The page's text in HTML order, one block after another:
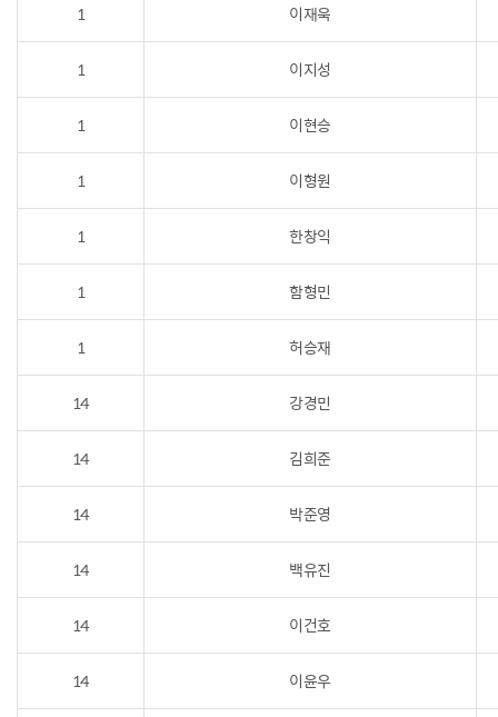
1 이재욱
1 이지성
1 이현승
1 이형원
1 한창익
1 함형민
1 허승재
14 강경민
14 김희준
14 박준영
14 백유진
14 이건호
14 이윤우